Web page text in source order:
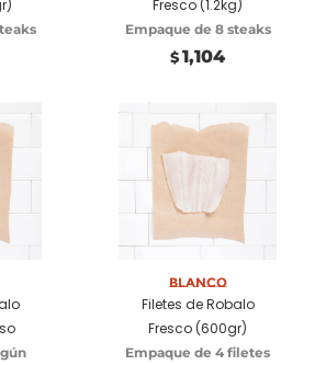
Fresco (1.2kg)
Empaque de 8 steaks
$ 1,104
Añadir a
carrito
Blanco
Filetes de Robalo
Fresco (600gr)
Empaque de 4 filetes